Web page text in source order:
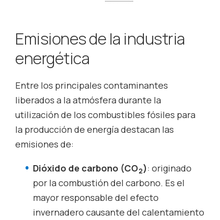
Emisiones de la industria
energética
Entre los principales contaminantes
liberados a la atmósfera durante la
utilización de los combustibles fósiles para
la producción de energía destacan las
emisiones de:
Dióxido de carbono (CO2): originado
por la combustión del carbono. Es el
mayor responsable del efecto
invernadero causante del calentamiento